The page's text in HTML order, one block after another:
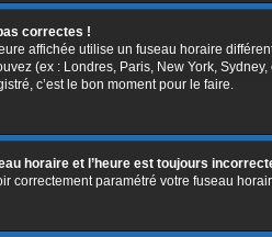
correctes !
affichée utilise un fuseau horaire
(ex : Londres, Paris, New York,
c’est le bon moment pour le faire.
horaire et l’heure est toujours
correctement paramétré votre fuseau